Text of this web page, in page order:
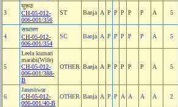
3
घुरूउ
CH-05-012-
006-001/356
ST Banja A P P P P P A 5
4
साधारण
CH-05-012-
006-001/354
SC Banja A P P P P P A 5
5
Leela kumari
marabi(Wife)
CH-05-012-
006-001/388-
B
OTHER Banja A P P P P P A 5
6
Janeshwar
CH-05-012-
006-001/40-B
OTHER Banja A P P A A A A 2